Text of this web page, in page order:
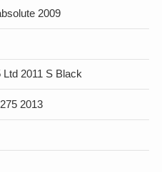
2009
Ltd 2011 S Black
2013